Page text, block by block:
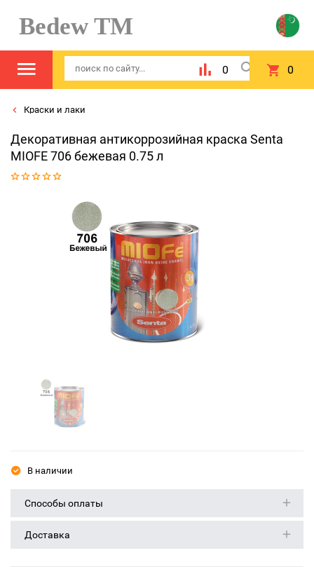
Bedew TM
0 0
Краски и лаки
Декоративная антикоррозийная краска Senta
MIOFЕ 706 бежевая 0.75 л
В наличии
Способы оплаты
Доставка